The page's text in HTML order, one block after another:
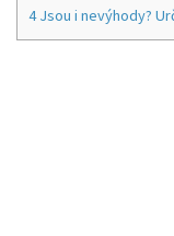
4Jsou i nevýhody?